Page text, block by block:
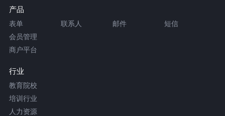
产品
表单 联系人 邮件
短信
会员管理
商户平台
行业
教育院校
培训行业
人力资源